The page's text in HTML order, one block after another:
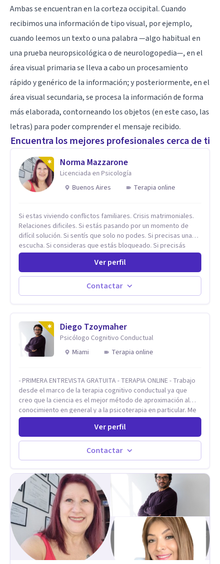
Ambas se encuentran en la corteza occipital. Cuando
recibimos una información de tipo visual, por ejemplo,
cuando leemos un texto o una palabra —algo habitual en
una prueba neuropsicológica o de neurologopedia—, en el
área visual primaria se lleva a cabo un procesamiento
rápido y genérico de la información; y posteriormente, en el
área visual secundaria, se procesa la información de forma
más elaborada, contorneando los objetos (en este caso, las
letras) para poder comprender el mensaje recibido.
Encuentra los mejores profesionales cerca de ti
Norma Mazzarone
Licenciada en Psicología
Buenos Aires
Terapia online
Si estas viviendo conflictos familiares. Crisis matrimoniales.
Relaciones dificiles. Si estás pasando por un momento de
difícil solución. Si sentís que solo no podes. Si precisas una
escucha. Si consideras que estás bloqueado. Si precisás
comprensión. Si no logras definir proyectos, objetivos,
sueños, deseos. Si pensás que lo que te pasa no es tan
grave, pero podría ayudar. Si estás en adicciones y tu
intención es hacer algo con lo que te está pasando. No dudes
en comunicarte a fin de comenzar a resolver la situación que
Ver perfil
Contactar
Diego Tzoymaher
Psicólogo Cognitivo Conductual
Miami
Terapia online
- PRIMERA ENTREVISTA GRATUITA - TERAPIA ONLINE - Trabajo
desde el marco de la terapia cognitivo conductual ya que
creo que la ciencia es el mejor método de aproximación al
conocimiento en general y a la psicoterapia en particular. Me
interesan los procesos de cambio conductual por los que una
persona pueda alcanzar sus objetivos, transitando,
aceptando y modificando sus patrones cognitivos y
emocionales. Abordo patologías específicas como trastornos
de ansiedad y del ánimo, y también crisis vitales y procesos
Ver perfil
Contactar